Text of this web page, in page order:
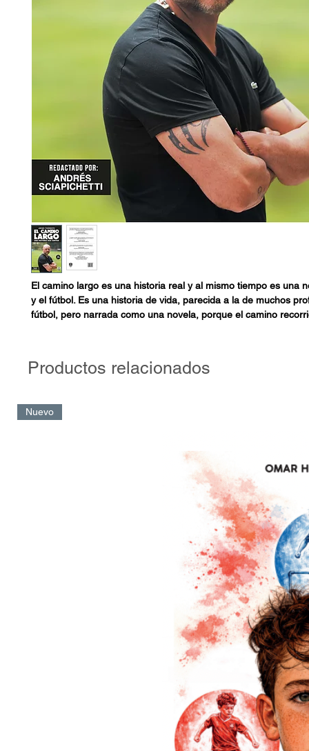
El camino largo es una historia real y al mismo tiempo es una
y el fútbol. Es una historia de vida, parecida a la de muchos
fútbol, pero narrada como una novela, porque el camino
futbolista no era sencillo. Javier se permitía el intercambio y
- Patricio Camps
" El jugador de fútbol detecta enseguida el convencimiento de
cuando ve que esa idea se plasma en la cancha, la adopta
(exfutbolista de Vélez y la selección
"Muy trabajador, muy apasionado y con muchas ganas de
viene demostrando a lo largo de su carrera...".
(exfutbolista de Vélez y Espanyol de Barcelona)
"Siempre me sentí muy identificado con la propuesta
que le ha tocado conducir y muy beneficiado en aquella época
donde yo dirigía a la selección y Lucho siente que, en Cerro
(exentrenador de Newell's y Barcelona FC.
Condujo a las selecciones nacionales
Productos relacionados
Nuevo